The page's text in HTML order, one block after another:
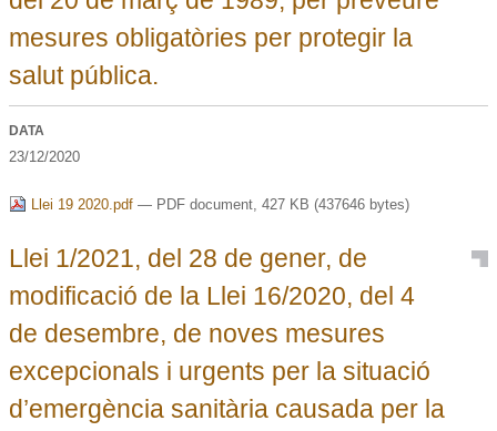
mesures obligatòries per protegir la
salut pública.
DATA
23/12/2020
Llei 19 2020.pdf— PDF document, 427 KB (437646 bytes)
Llei 1/2021, del 28 de gener, de
modificació de la Llei 16/2020, del 4
de desembre, de noves mesures
excepcionals i urgents per la situació
d’emergència sanitària causada per la